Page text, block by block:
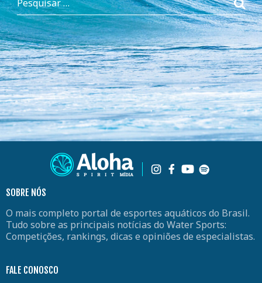
SOBRE NÓS
O mais completo portal de esportes aquáticos do Brasil.
Tudo sobre as principais notícias do Water Sports:
Competições, rankings, dicas e opiniões de especialistas.
FALE CONOSCO